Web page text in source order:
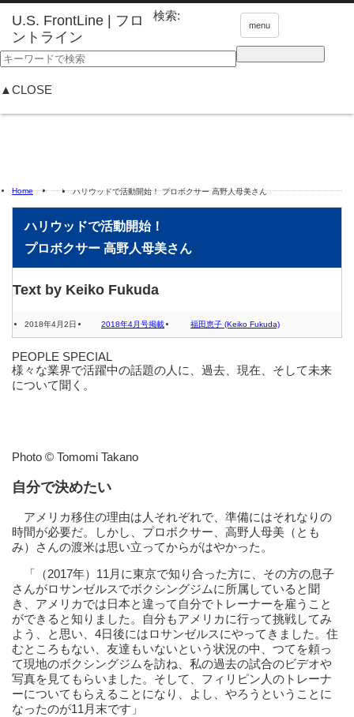
menu
検索:
▲CLOSE
Home ハリウッドで活動開始！ プロボクサー 高野人母美さん
ハリウッドで活動開始！
プロボクサー 高野人母美さん
Text by Keiko Fukuda
2018年4月2日 2018年4月号掲載 福田恵子 (Keiko Fukuda)
PEOPLE SPECIAL
様々な業界で活躍中の話題の人に、過去、現在、そして未来
について聞く。
Photo © Tomomi Takano
自分で決めたい
アメリカ移住の理由は人それぞれで、準備にはそれなりの
時間が必要だ。しかし、プロボクサー、高野人母美（とも
み）さんの渡米は思い立ってからがはやかった。
「（2017年）11月に東京で知り合った方に、その方の息子
さんがロサンゼルスでボクシングジムに所属していると聞
き、アメリカでは日本と違って自分でトレーナーを雇うこと
ができると知りました。自分もアメリカに行って挑戦してみ
よう、と思い、4日後にはロサンゼルスにやってきました。住
むところもない、友達もいないという状況の中、つてを頼っ
て現地のボクシングジムを訪ね、私の過去の試合のビデオや
写真を見てもらいました。そして、フィリピン人のトレーナ
ーについてもらえることになり、よし、やろうということに
なったのが11月末です」